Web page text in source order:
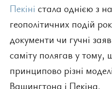
Пекіні стала однією з
геополітичних подій
документи чи гучні
саміту полягав у тому,
принципово різні
Вашингтона і Пекіна.